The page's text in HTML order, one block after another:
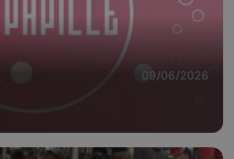
09/06/2026